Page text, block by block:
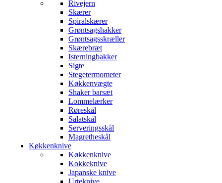
Rivejern
Skærer
Spiralskærer
Grøntsagshakker
Grøntsagsskræller
Skærebræt
Isterningbakker
Sigte
Stegetermometer
Køkkenvægte
Shaker barsæt
Lommelærker
Røreskål
Salatskål
Serveringsskål
Magretheskål
Køkkenknive
Køkkenknive
Kokkeknive
Japanske knive
Urteknive